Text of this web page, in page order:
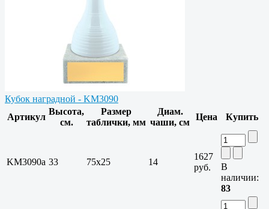
Кубок наградной - KM3090
Артикул
Высота,
см.
Размер
таблички, мм
Диам.
чаши, см
Цена Купить
KM3090a 33 75х25 14
1627
руб.
В
наличии:
83